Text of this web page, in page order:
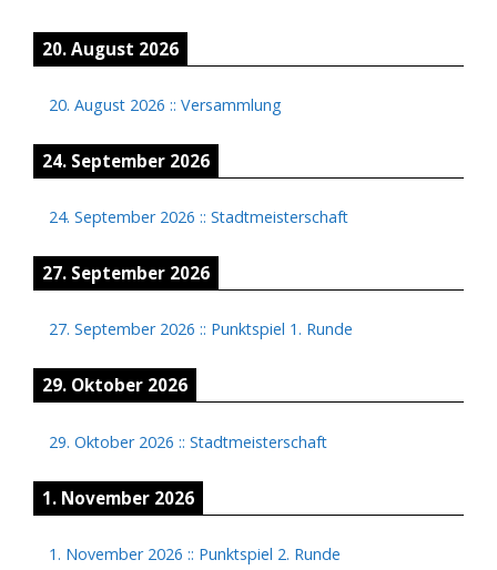
20. August 2026
20. August 2026 :: Versammlung
24. September 2026
24. September 2026 :: Stadtmeisterschaft
27. September 2026
27. September 2026 :: Punktspiel 1. Runde
29. Oktober 2026
29. Oktober 2026 :: Stadtmeisterschaft
1. November 2026
1. November 2026 :: Punktspiel 2. Runde